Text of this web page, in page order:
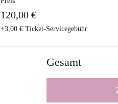
120,00 €
+3,00 € Ticket-Servicegebühr
Gesamt